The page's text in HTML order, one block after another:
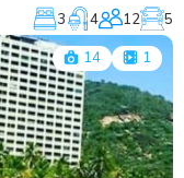
3 4 12
5
14 1